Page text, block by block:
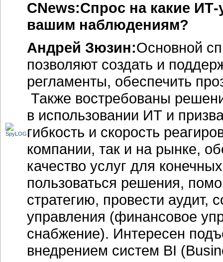
CNews:Спрос на какие
вашим наблюдениям?
Андрей Зюзин:Основной
позволяют создать и
регламенты, обеспечить
Также востребованы
в использовании ИТ и
гибкость и скорость
компании, так и на рынке,
качество услуг для
пользоваться решения,
стратегию, провести аудит,
управления (финансовое
снабжение). Интересен
внедрением систем BI